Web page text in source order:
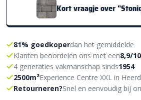
Kort vraagje over
81% goedkoperdan het gemiddelde
Klanten beoordelen ons met een8,9/10
4 generaties vakmanschap sinds1954
2500m²Experience Centre XXL in
Retourneren?Snel en eenvoudig bij